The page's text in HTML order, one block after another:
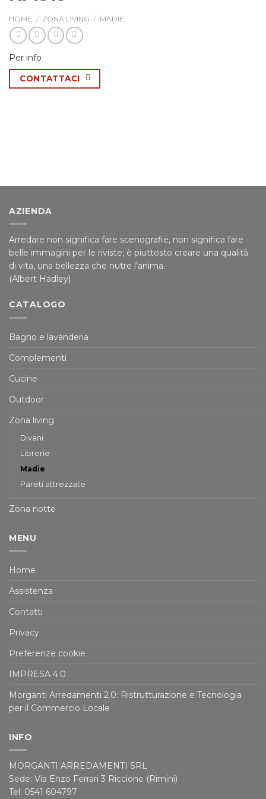
HOME / ZONA LIVING / MADIE
Per info
CONTATTACI
AZIENDA
Arredare non significa fare scenografie, non significa fare
belle immagini per le riviste; è piuttosto creare una qualità
di vita, una bellezza che nutre l’anima.
(Albert Hadley)
CATALOGO
Bagno e lavanderia
Complementi
Cucine
Outdoor
Zona living
Divani
Librerie
Madie
Pareti attrezzate
Zona notte
MENU
Home
Assistenza
Contatti
Privacy
Preferenze cookie
IMPRESA 4.0
Morganti Arredamenti 2.0: Ristrutturazione e Tecnologia
per il Commercio Locale
INFO
MORGANTI ARREDAMENTI SRL
Sede: Via Enzo Ferrari 3 Riccione (Rimini)
Tel: 0541 604797